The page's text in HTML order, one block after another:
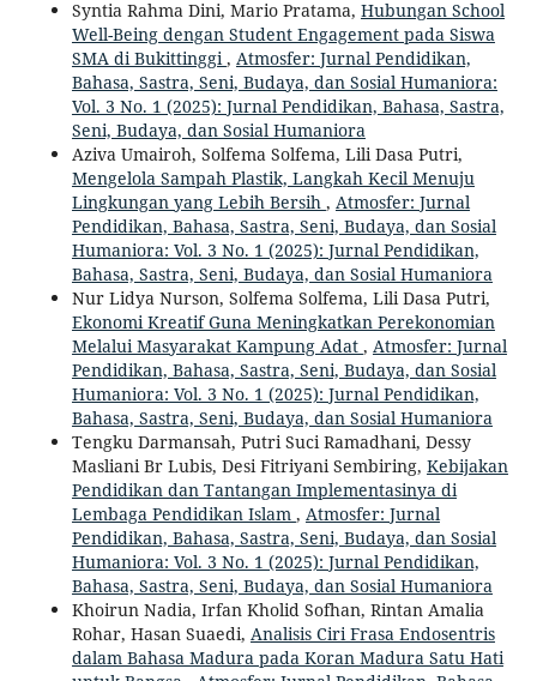
Syntia Rahma Dini, Mario Pratama, Hubungan School
Well-Being dengan Student Engagement pada Siswa
SMA di Bukittinggi , Atmosfer: Jurnal Pendidikan,
Bahasa, Sastra, Seni, Budaya, dan Sosial Humaniora:
Vol. 3 No. 1 (2025): Jurnal Pendidikan, Bahasa, Sastra,
Seni, Budaya, dan Sosial Humaniora
Aziva Umairoh, Solfema Solfema, Lili Dasa Putri,
Mengelola Sampah Plastik, Langkah Kecil Menuju
Lingkungan yang Lebih Bersih , Atmosfer: Jurnal
Pendidikan, Bahasa, Sastra, Seni, Budaya, dan Sosial
Humaniora: Vol. 3 No. 1 (2025): Jurnal Pendidikan,
Bahasa, Sastra, Seni, Budaya, dan Sosial Humaniora
Nur Lidya Nurson, Solfema Solfema, Lili Dasa Putri,
Ekonomi Kreatif Guna Meningkatkan Perekonomian
Melalui Masyarakat Kampung Adat , Atmosfer: Jurnal
Pendidikan, Bahasa, Sastra, Seni, Budaya, dan Sosial
Humaniora: Vol. 3 No. 1 (2025): Jurnal Pendidikan,
Bahasa, Sastra, Seni, Budaya, dan Sosial Humaniora
Tengku Darmansah, Putri Suci Ramadhani, Dessy
Masliani Br Lubis, Desi Fitriyani Sembiring, Kebijakan
Pendidikan dan Tantangan Implementasinya di
Lembaga Pendidikan Islam , Atmosfer: Jurnal
Pendidikan, Bahasa, Sastra, Seni, Budaya, dan Sosial
Humaniora: Vol. 3 No. 1 (2025): Jurnal Pendidikan,
Bahasa, Sastra, Seni, Budaya, dan Sosial Humaniora
Khoirun Nadia, Irfan Kholid Sofhan, Rintan Amalia
Rohar, Hasan Suaedi, Analisis Ciri Frasa Endosentris
dalam Bahasa Madura pada Koran Madura Satu Hati